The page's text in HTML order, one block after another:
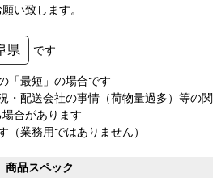
い致します。
県 です
「最短」の場合です
・配送会社の事情（荷物量過多）等の関
合があります
（業務用ではありません）
商品スペック